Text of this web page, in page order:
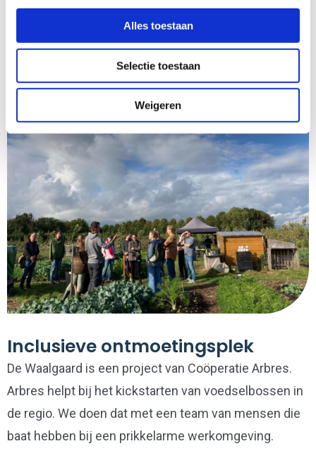
Alles toestaan
Selectie toestaan
Weigeren
Inclusieve ontmoetingsplek
De Waalgaard is een project van Coöperatie Arbres.
Arbres helpt bij het kickstarten van voedselbossen in
de regio. We doen dat met een team van mensen die
baat hebben bij een prikkelarme werkomgeving.